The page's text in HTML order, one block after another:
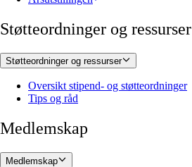
Støtteordninger og ressurser
Støtteordninger og ressurser
Oversikt stipend- og støtteordninger
Tips og råd
Medlemskap
Medlemskap